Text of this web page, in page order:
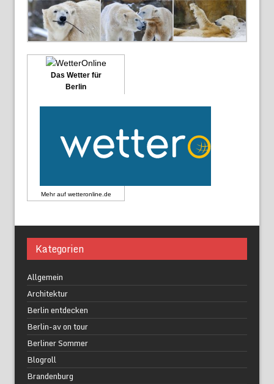
Das Wetter für
Berlin
Mehr auf wetteronline.de
Kategorien
Allgemein
Architektur
Berlin entdecken
Berlin-av on tour
Berliner Sommer
Blogroll
Brandenburg